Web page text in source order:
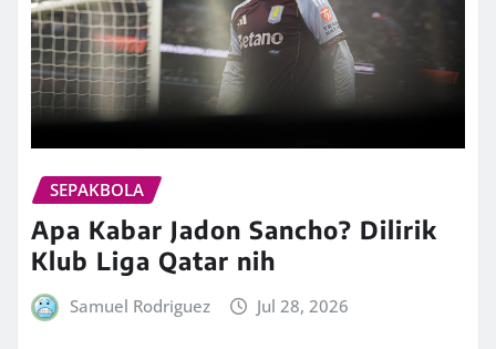
SEPAKBOLA
Apa Kabar Jadon Sancho? Dilirik
Klub Liga Qatar nih
Samuel Rodriguez Jul 28, 2026